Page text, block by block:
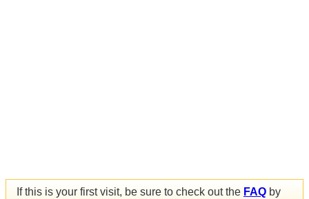
If this is your first visit, be sure to check out the FAQ by